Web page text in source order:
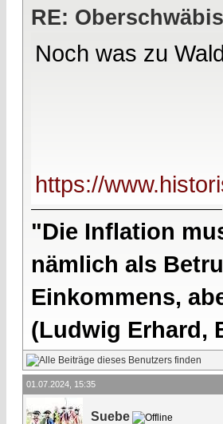
RE:
Noch was zu
https://
"Die Inflation
nämlich als
Einkommens,
(Ludwig Erhard,
01.07.2024, 15:35
Suebe